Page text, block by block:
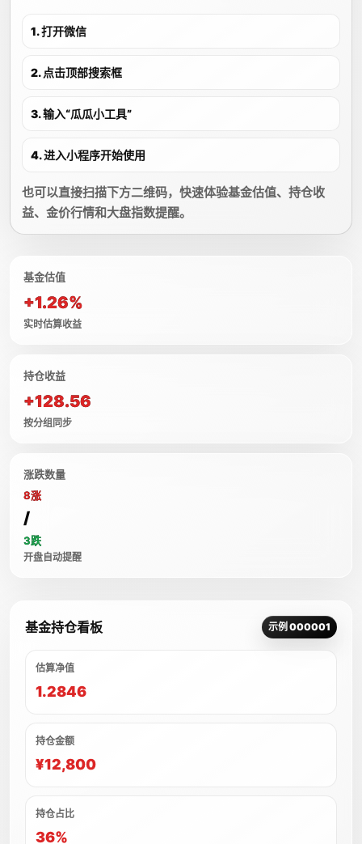
1. 打开微信
2. 点击顶部搜索框
3. 输入“瓜瓜小工具”
4. 进入小程序开始使用
也可以直接扫描下方二维码，快速体验基金估值、持仓收
益、金价行情和大盘指数提醒。
基金估值
+1.26%
实时估算收益
持仓收益
+128.56
按分组同步
涨跌数量
8涨
/
3跌
开盘自动提醒
基金持仓看板 示例 000001
估算净值
1.2846
持仓金额
¥12,800
持仓占比
36%